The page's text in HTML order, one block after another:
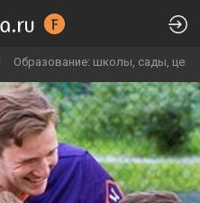
Образование: школы, сады,